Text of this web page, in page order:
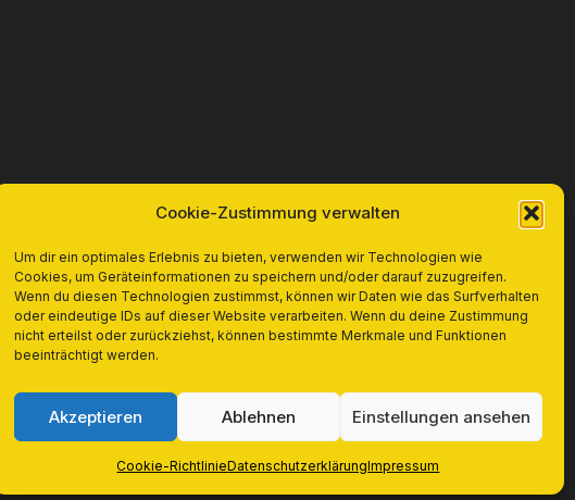
Cookie-Zustimmung verwalten
Um dir ein optimales Erlebnis zu bieten, verwenden wir Technologien wie
Cookies, um Geräteinformationen zu speichern und/oder darauf zuzugreifen.
Wenn du diesen Technologien zustimmst, können wir Daten wie das Surfverhalten
oder eindeutige IDs auf dieser Website verarbeiten. Wenn du deine Zustimmung
nicht erteilst oder zurückziehst, können bestimmte Merkmale und Funktionen
beeinträchtigt werden.
Akzeptieren Ablehnen Einstellungen ansehen
Cookie-RichtlinieDatenschutzerklärungImpressum